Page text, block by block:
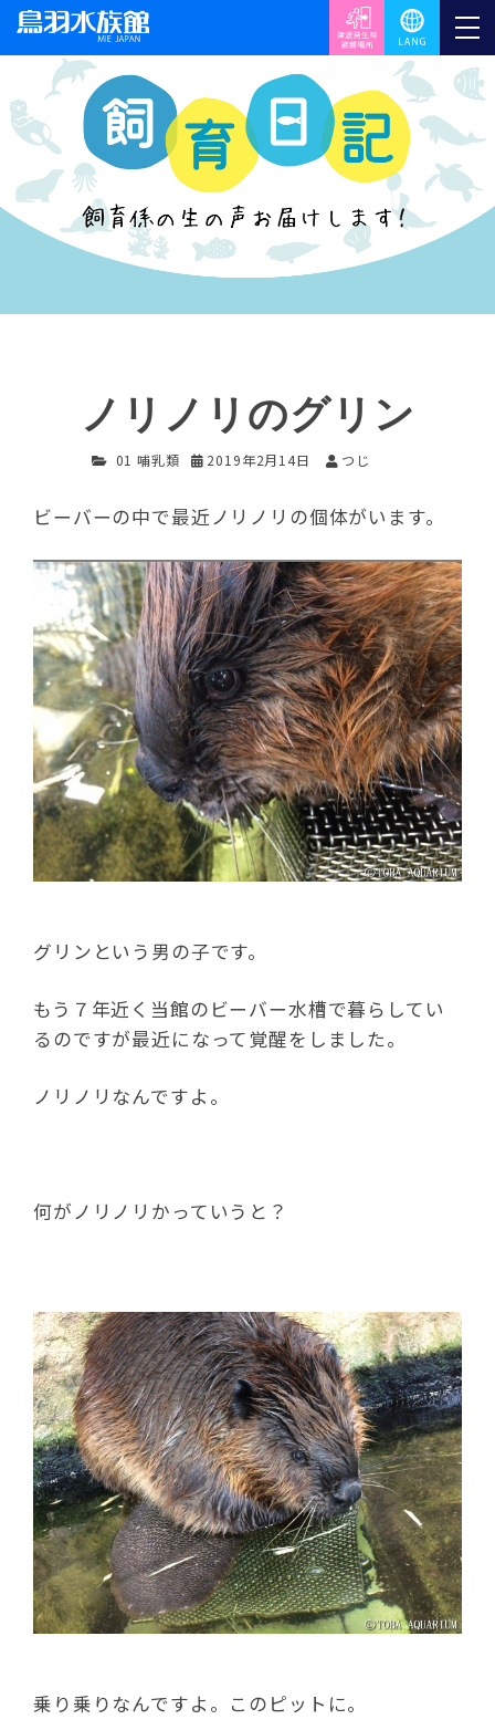
ノリノリのグリン
01 哺乳類 2019年2月14日 つじ
ビーバーの中で最近ノリノリの個体がいます。
グリンという男の子です。
もう７年近く当館のビーバー水槽で暮らしてい
るのですが最近になって覚醒をしました。
ノリノリなんですよ。
何がノリノリかっていうと？
乗り乗りなんですよ。このピットに。